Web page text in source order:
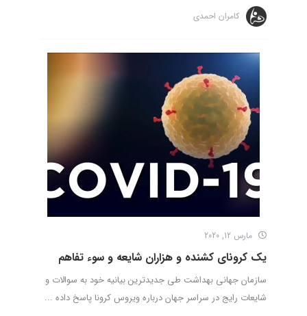
کامران احمدی
مارس 12, 2020
یک کرونای کشنده و هزاران شایعه و سوء تفاهم
سازمان جهانی بهداشت طی جدیدترین بیانیه خود به سوالات و
شایعات رایج در سراسر جهان درباره ویروس کرونا پاسخ داده ...